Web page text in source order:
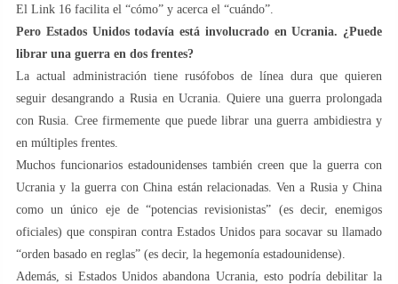
El Link 16 facilita el “cómo” y acerca el “cuándo”.
Pero Estados Unidos todavía está involucrado en Ucrania. ¿Puede
librar una guerra en dos frentes?
La actual administración tiene rusófobos de línea dura que quieren
seguir desangrando a Rusia en Ucrania. Quiere una guerra prolongada
con Rusia. Cree firmemente que puede librar una guerra ambidiestra y
en múltiples frentes.
Muchos funcionarios estadounidenses también creen que la guerra con
Ucrania y la guerra con China están relacionadas. Ven a Rusia y China
como un único eje de “potencias revisionistas” (es decir, enemigos
oficiales) que conspiran contra Estados Unidos para socavar su llamado
“orden basado en reglas” (es decir, la hegemonía estadounidense).
Además, si Estados Unidos abandona Ucrania, esto podría debilitar la